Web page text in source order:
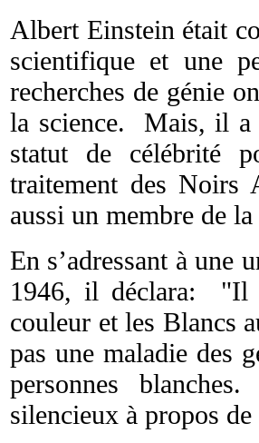
Albert Einstein était
scientifique et une
recherches de génie
la science. Mais, il a
statut de célébrité
traitement des
aussi un membre de
En s’adressant à une
1946, il déclara: "Il
couleur et les Blancs
pas une maladie des
personnes
silencieux à propos de